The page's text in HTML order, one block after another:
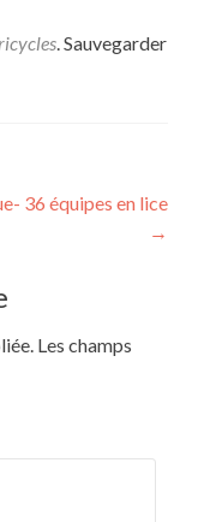
. Sauvegarder
36 équipes en lice
→
Les champs